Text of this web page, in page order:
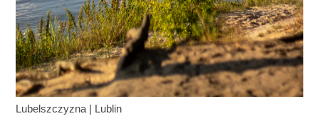
Lubelszczyzna | Lublin